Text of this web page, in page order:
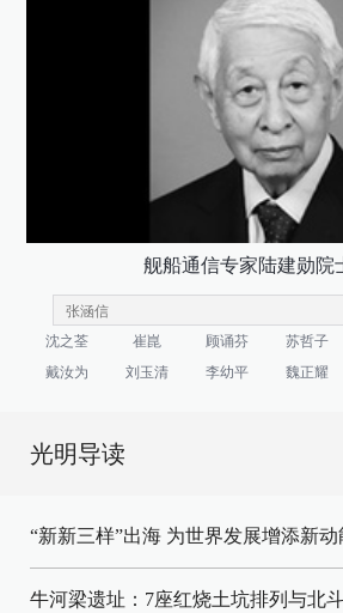
舰船通信专家陆建勋院
沈之荃 崔崑 顾诵芬 苏哲子
戴汝为
刘玉清 李幼平 魏正耀
光明导读
“新新三样”出海 为世界发展增添新动
牛河梁遗址：7座红烧土坑排列与北